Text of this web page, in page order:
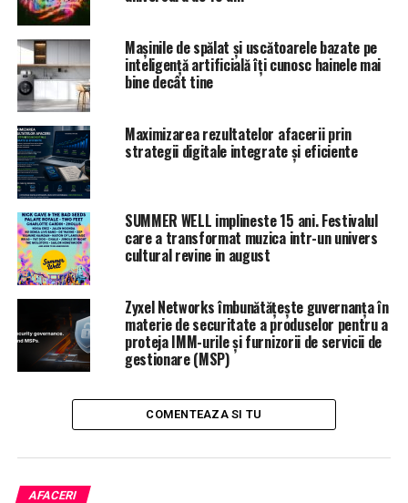
URMATORUL
EXCLUSIV/UNELTELE PROCURORULUI NEGULESCU MIRCEA,
DIPI, SRI SI PENSIONARILE ILEGALE
NU RATATI
ACUZATII GRAVE/Procurorul Gheorghe Stan, proaspat
uns sef al Sectiei pentru investigarea infractiunilor din
justitie, este OMUL DE LEGATURA CU SRI
Mașinile de spălat și uscătoarele bazate pe
inteligență artificială îți cunosc hainele mai
bine decât tine
Maximizarea rezultatelor afacerii prin
strategii digitale integrate și eficiente
SUMMER WELL implineste 15 ani. Festivalul
care a transformat muzica intr-un univers
cultural revine in august
Zyxel Networks îmbunătățește guvernanța în
materie de securitate a produselor pentru a
proteja IMM-urile și furnizorii de servicii de
gestionare (MSP)
COMENTEAZA SI TU
AFACERI